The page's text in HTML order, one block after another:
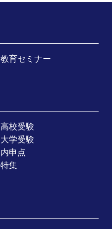
教育セミナー
高校受験
大学受験
内申点
特集